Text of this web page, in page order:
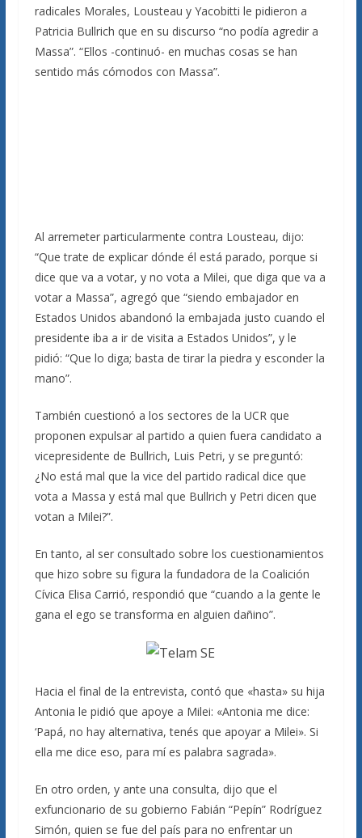
radicales Morales, Lousteau y Yacobitti le pidieron a
Patricia Bullrich que en su discurso “no podía agredir a
Massa”. “Ellos -continuó- en muchas cosas se han
sentido más cómodos con Massa”.
Al arremeter particularmente contra Lousteau, dijo:
“Que trate de explicar dónde él está parado, porque si
dice que va a votar, y no vota a Milei, que diga que va a
votar a Massa”, agregó que “siendo embajador en
Estados Unidos abandonó la embajada justo cuando el
presidente iba a ir de visita a Estados Unidos”, y le
pidió: “Que lo diga; basta de tirar la piedra y esconder la
mano”.
También cuestionó a los sectores de la UCR que
proponen expulsar al partido a quien fuera candidato a
vicepresidente de Bullrich, Luis Petri, y se preguntó:
¿No está mal que la vice del partido radical dice que
vota a Massa y está mal que Bullrich y Petri dicen que
votan a Milei?”.
En tanto, al ser consultado sobre los cuestionamientos
que hizo sobre su figura la fundadora de la Coalición
Cívica Elisa Carrió, respondió que “cuando a la gente le
gana el ego se transforma en alguien dañino”.
Hacia el final de la entrevista, contó que «hasta» su hija
Antonia le pidió que apoye a Milei: «Antonia me dice:
‘Papá, no hay alternativa, tenés que apoyar a Milei». Si
ella me dice eso, para mí es palabra sagrada».
En otro orden, y ante una consulta, dijo que el
exfuncionario de su gobierno Fabián “Pepín” Rodríguez
Simón, quien se fue del país para no enfrentar un